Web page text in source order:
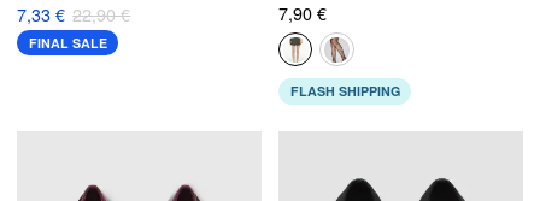
7,33 € 22,90 €
FINAL SALE
7,90 €
FLASH SHIPPING